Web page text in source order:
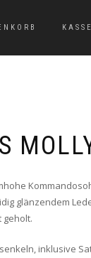
KASSE
glänzendem
geholt.
inklusive